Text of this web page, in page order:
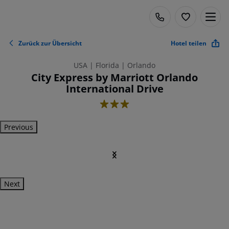
Zurück zur Übersicht Hotel teilen
USA | Florida | Orlando
City Express by Marriott Orlando
International Drive
3
Previous
Next